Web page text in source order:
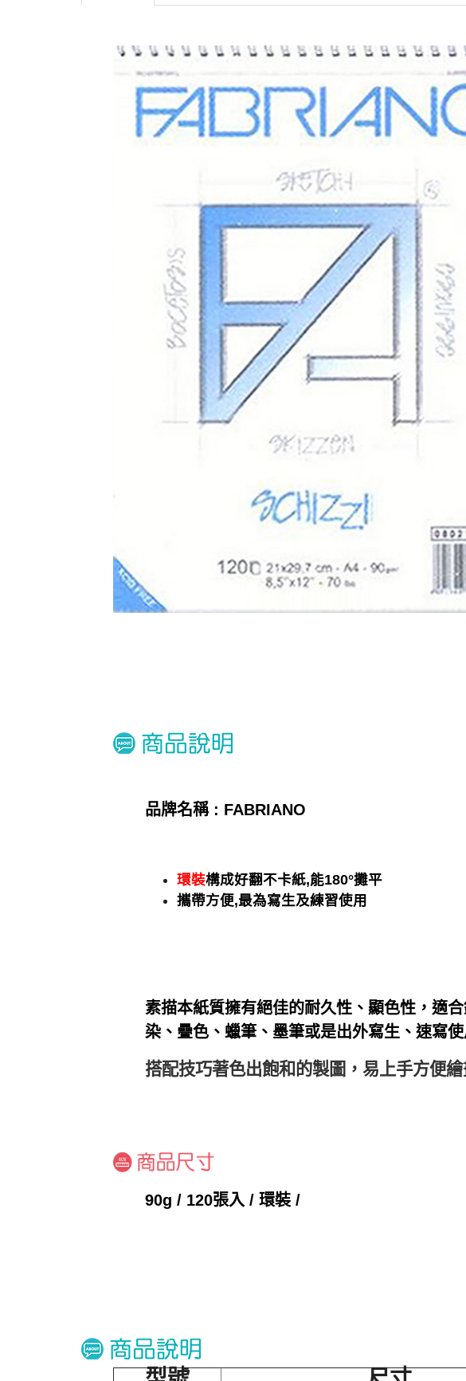
品牌名稱 : FABRIANO
環裝構成好翻不卡紙,能180°攤平
攜帶方便,最為寫生及練習使用
素描本紙質擁有絕佳的耐久性、顯色性，適
染、疊色 、蠟筆 、墨筆或是出外寫生、速寫使
搭配技巧著色出飽和的製圖，易上手方便
90g / 120張入 / 環裝 /